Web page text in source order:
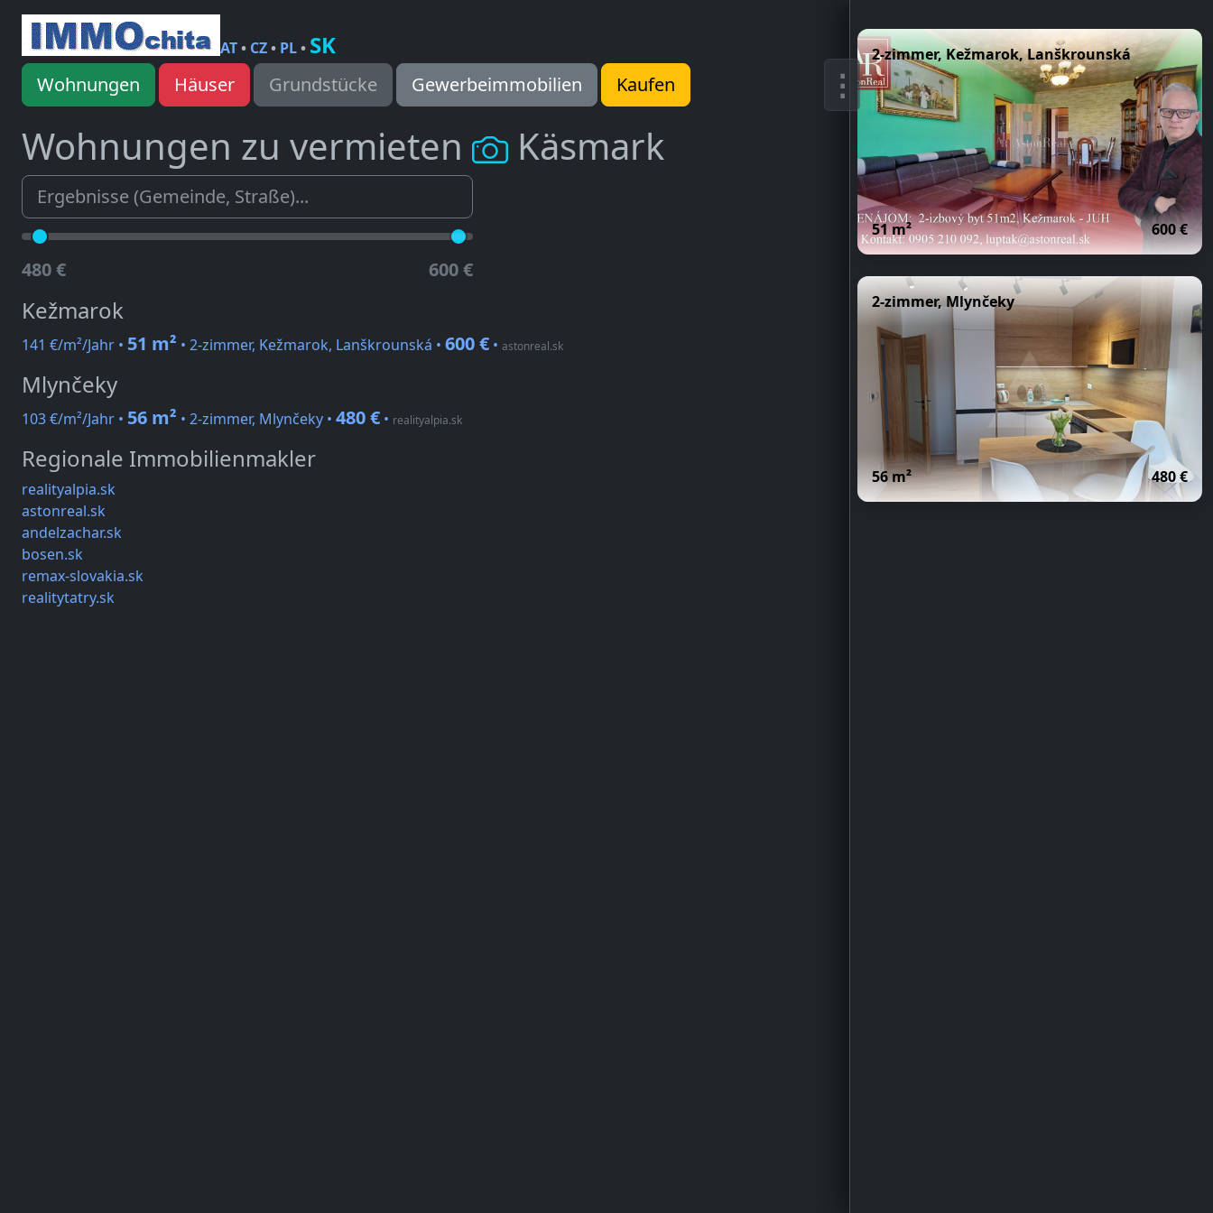
AT• CZ• PL• SK
Wohnungen Häuser Grundstücke Gewerbeimmobilien Kaufen
Wohnungen zu vermieten Käsmark
480 € 600 €
Kežmarok
141 €/m²/Jahr • 51 m² • 2-zimmer, Kežmarok, Lanškrounská • 600 € • astonreal.sk
Mlynčeky
103 €/m²/Jahr • 56 m² • 2-zimmer, Mlynčeky • 480 € • realityalpia.sk
Regionale Immobilienmakler
realityalpia.sk
astonreal.sk
andelzachar.sk
bosen.sk
remax-slovakia.sk
realitytatry.sk